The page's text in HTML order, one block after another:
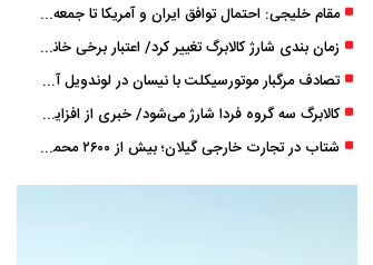
مقام خلیجی: احتمال توافق ایران و آمریکا تا جمعه 50 درصد است
زمان ‌بندی شارژ کالابرگ تغییر کرد/ اعتبار برخی خانوارها ماه بعد واریز می‌شود
تصادف مرگبار موتورسیکلت با نیسان در لوندویل آستارا/ انتقال مصدوم با اورژانس هوایی به رشت
کالابرگ سه گروه فردا شارژ می‌شود/ خبری از افزایش اعتبار نیست
شتاب در تجارت خارجی گیلان؛ بیش از ۲۶۰۰ محموله زیر ذره‌بین استاندارد